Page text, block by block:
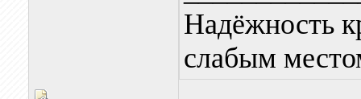
Надёжность
слабым